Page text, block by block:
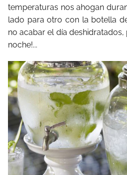
temperaturas nos ahogan
lado para otro con la botella
no acabar el día
noche!...